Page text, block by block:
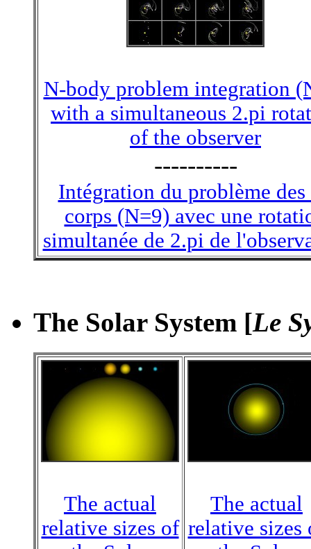
N-body problem integration
with a simultaneous 2.pi
of the observer
----------
Intégration du problème
corps (N=9) avec une
simultanée de 2.pi de
The Solar System [Le
The actual
relative sizes of
The actual
relative sizes